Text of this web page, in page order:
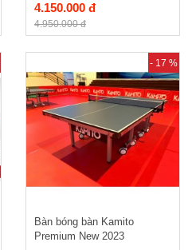
4.150.000 đ
4.950.000 đ
- 17 %
Bàn bóng bàn Kamito
Premium New 2023